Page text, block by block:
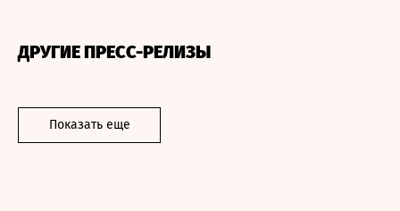
ДРУГИЕ ПРЕСС-РЕЛИЗЫ
Показать еще